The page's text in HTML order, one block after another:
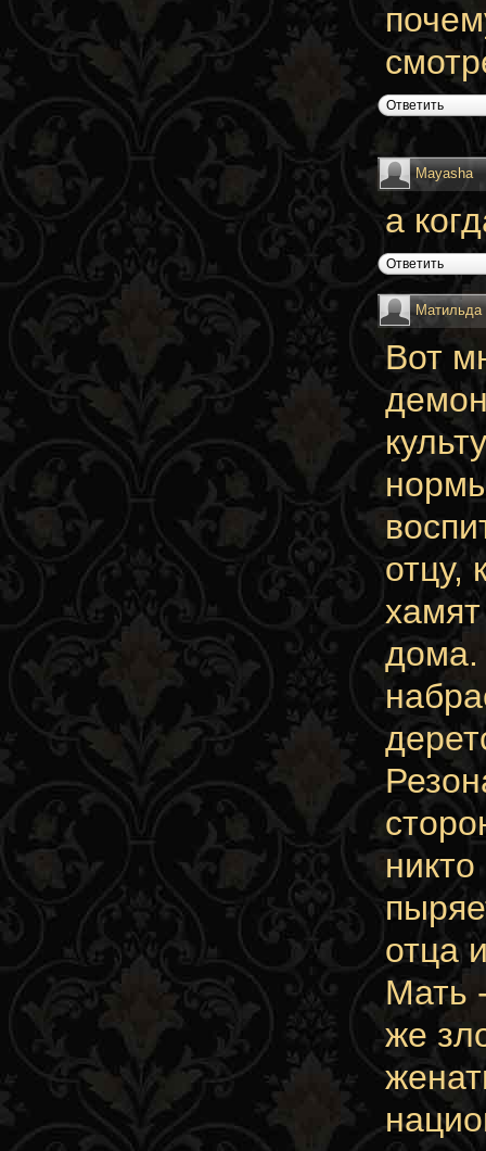
Ответить
Mayasha
а
Ответить
Матильда
Вот
отцу,
дома.
отца
Мать
же